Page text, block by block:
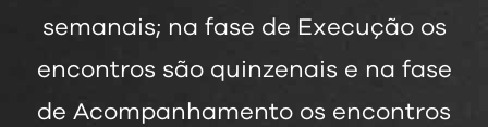
semanais; na fase de Execução os
encontros são quinzenais e na fase
de Acompanhamento os encontros